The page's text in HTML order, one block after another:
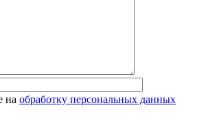
на обработку персональных данных